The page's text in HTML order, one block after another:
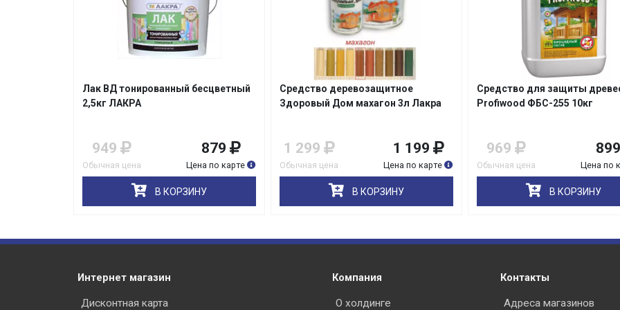
Лак ВД тонированный бесцветный
2,5кг ЛАКРА
949
Обычная цена
879
Цена по карте
В КОРЗИНУ
Средство деревозащитное
Здоровый Дом махагон 3л Лакра
1 299
Обычная цена
1 199
Цена по карте
В КОРЗИНУ
Средство для защиты
Profiwood ФБС-255 10кг
969
Обычная цена
899
Цена по
В КОРЗИНУ
раз в 2 недели
Интернет магазин
Дисконтная карта
Компания
О холдинге
Контакты
Адреса магазинов